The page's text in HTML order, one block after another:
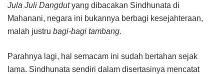
Jula Juli Dangdutyang dibacakan Sindhunata di
Mahanani, negara ini bukannya berbagi kesejahteraan,
malah justru bagi-bagi tambang.
Parahnya lagi, hal semacam ini sudah bertahan sejak
lama. Sindhunata sendiri dalam disertasinya mencatat